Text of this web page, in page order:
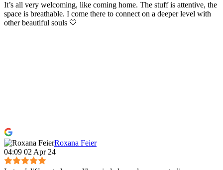
It’s all very welcoming, like coming home. The stuff is attentive, the
space is breathable. I come there to connect on a deeper level with
other beautiful souls 🤍
Roxana Feier
04:09 02 Apr 24